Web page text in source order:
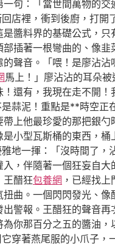
句：「當世間萬物的交
店裡，衝到後廚，打開
醬料界的基礎公式，只
插著一根彎曲的、像韭
的聲音。「喂！是廖沾沾
馬上！」廖沾沾的耳朵
還有，我現在走不開！
蒜泥！重點是**時空正
上他最珍愛的那把銀勺
小型瓦斯桶的東西，桶
地一揮：「沒時間了，
，伴隨著一個狂妄自大
王醋狂包養網 ，已經找上
曲。一個閃閃發光、像
警報。王醋狂的聲音再
你那百分之五的醬油，
穿著燕尾服的小爪子，